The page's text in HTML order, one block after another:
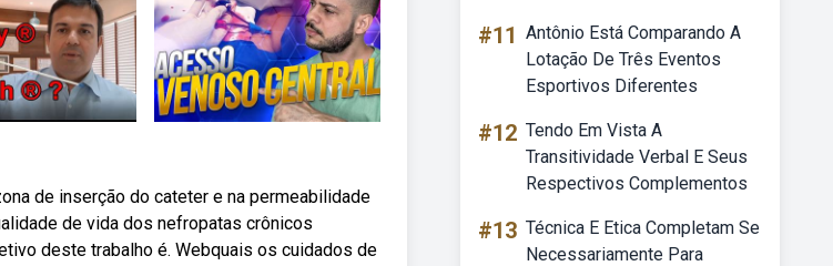
de inserção do cateter e na permeabilidade
de vida dos nefropatas crônicos
deste trabalho é. Webquais os cuidados de
#11 Antônio Está Comparando A
Lotação De Três Eventos
Esportivos Diferentes
#12 Tendo Em Vista A
Transitividade Verbal E Seus
Respectivos Complementos
#13 Técnica E Etica Completam Se
Necessariamente Para